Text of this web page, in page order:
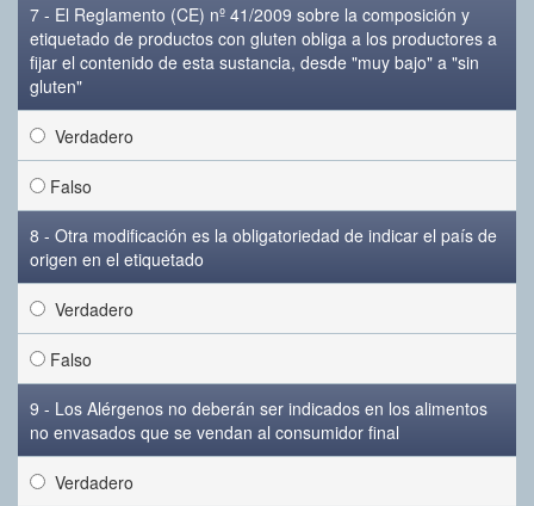
7 - El Reglamento (CE) nº 41/2009 sobre la composición y
etiquetado de productos con gluten obliga a los productores a
fijar el contenido de esta sustancia, desde "muy bajo" a "sin
gluten"
Verdadero
Falso
8 - Otra modificación es la obligatoriedad de indicar el país de
origen en el etiquetado
Verdadero
Falso
9 - Los Alérgenos no deberán ser indicados en los alimentos
no envasados que se vendan al consumidor final
Verdadero